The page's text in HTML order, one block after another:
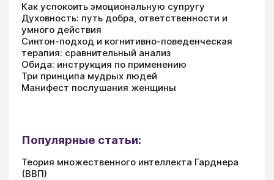
Как успокоить эмоциональную супругу
Духовность: путь добра, ответственности и
умного действия
Синтон-подход и когнитивно-поведенческая
терапия: сравнительный анализ
Обида: инструкция по применению
Три принципа мудрых людей
Манифест послушания женщины
Популярные статьи:
Теория множественного интеллекта Гарднера
(ВВП)